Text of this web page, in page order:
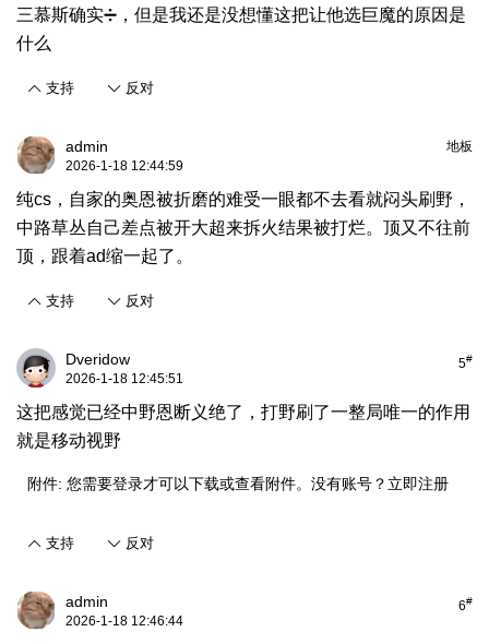
三慕斯确实➗，但是我还是没想懂这把让他选巨魔的原因是
什么
支持 反对
地板
admin
2026-1-18 12:44:59
纯cs，自家的奥恩被折磨的难受一眼都不去看就闷头刷野，
中路草丛自己差点被开大超来拆火结果被打烂。顶又不往前
顶，跟着ad缩一起了。
支持 反对
5#
Dveridow
2026-1-18 12:45:51
这把感觉已经中野恩断义绝了，打野刷了一整局唯一的作用
就是移动视野
附件: 您需要登录才可以下载或查看附件。没有账号？ 立即注册
支持 反对
6#
admin
2026-1-18 12:46:44